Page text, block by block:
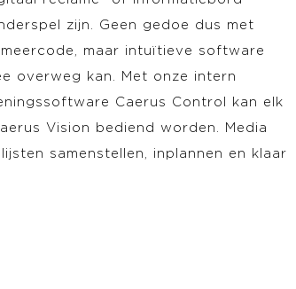
zijn. Geen gedoe dus met
maar intuïtieve software
overweg kan. Met onze intern
Caerus Control kan elk
Vision bediend worden. Media
samenstellen, inplannen en klaar